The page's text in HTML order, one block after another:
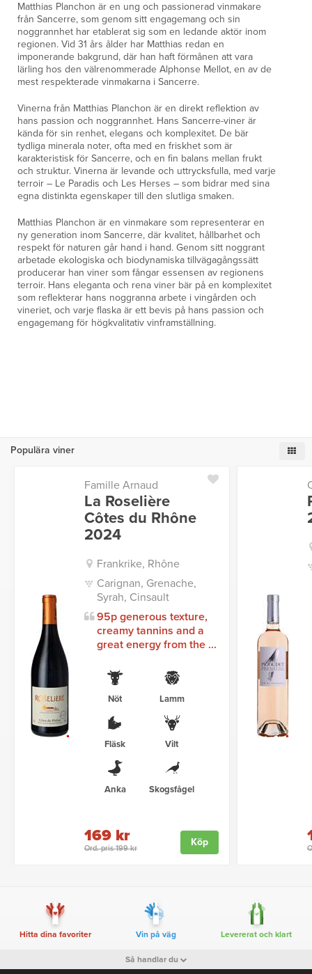
Matthias Planchon är en ung och passionerad vinmakare
från Sancerre, som genom sitt engagemang och sin
noggrannhet har etablerat sig som en ledande aktör inom
regionen. Vid 31 års ålder har Matthias redan en
imponerande bakgrund, där han haft förmånen att vara
lärling hos den välrenommerade Alphonse Mellot, en av de
mest respekterade vinmakarna i Sancerre.
Vinerna från Matthias Planchon är en direkt reflektion av
hans passion och noggrannhet. Hans Sancerre-viner är
kända för sin renhet, elegans och komplexitet. De bär
tydliga minerala noter, ofta med en friskhet som är
karakteristisk för Sancerre, och en fin balans mellan frukt
och struktur. Vinerna är levande och uttrycksfulla, med varje
terroir – Le Paradis och Les Herses – som bidrar med sina
egna distinkta egenskaper till den slutliga smaken.
Matthias Planchon är en vinmakare som representerar en
ny generation inom Sancerre, där kvalitet, hållbarhet och
respekt för naturen går hand i hand. Genom sitt noggrant
arbetade ekologiska och biodynamiska tillvägagångssätt
producerar han viner som fångar essensen av regionens
terroir. Hans eleganta och rena viner bär på en komplexitet
som reflekterar hans noggranna arbete i vingården och
vineriet, och varje flaska är ett bevis på hans passion och
engagemang för högkvalitativ vinframställning.
Populära viner
Famille Arnaud
La Roselière
Côtes du Rhône
2024
Frankrike, Rhône
Carignan, Grenache,
Syrah, Cinsault
95p generous texture,
creamy tannins and a
great energy from the ...
Nöt Lamm
Fläsk Vilt
Anka Skogsfågel
Ord. pris 199 kr
169 kr Köp
Hitta dina favoriter Vin på väg Levererat och klart
Så handlar du